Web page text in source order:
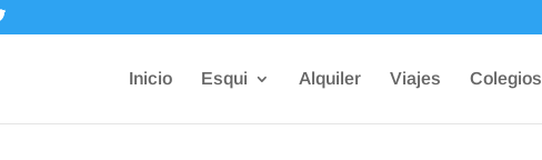
Inicio Esqui Alquiler Viajes Colegios